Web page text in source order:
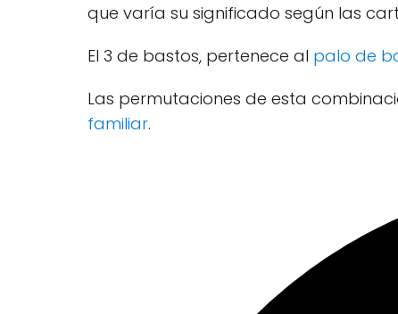
que varía su significado según las
El 3 de bastos, pertenece al palo de
Las permutaciones de esta
familiar.